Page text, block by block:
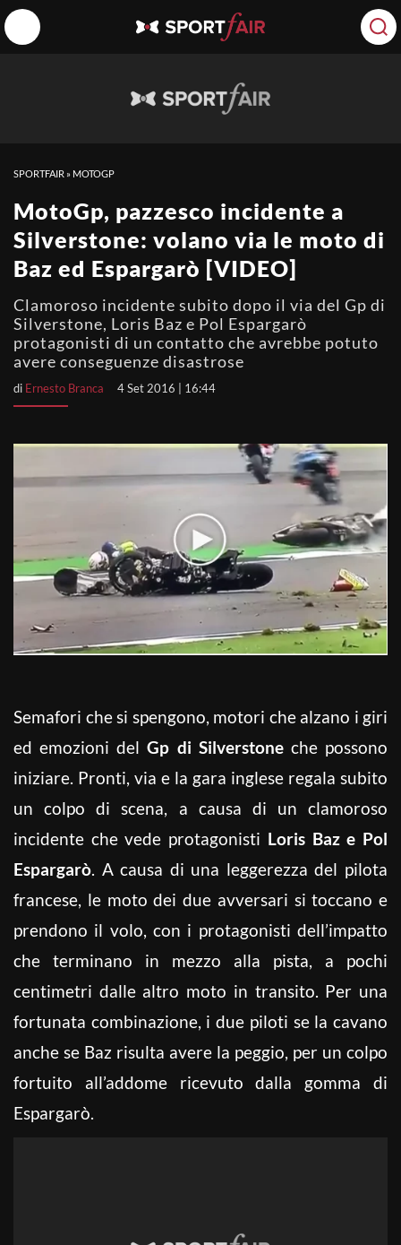
SPORTFAIR » MOTOGP
MotoGp, pazzesco incidente a
Silverstone: volano via le moto di
Baz ed Espargarò [VIDEO]
Clamoroso incidente subito dopo il via del Gp di
Silverstone, Loris Baz e Pol Espargarò
protagonisti di un contatto che avrebbe potuto
avere conseguenze disastrose
di Ernesto Branca 4 Set 2016 | 16:44
Semafori che si spengono, motori che alzano i giri
ed emozioni delGp di Silverstoneche possono
iniziare. Pronti, via e la gara inglese regala subito
un colpo di scena, a causa di un clamoroso
incidente che vede protagonisti Loris Baz e Pol
Espargarò. A causa di una leggerezza del pilota
francese, le moto dei due avversari si toccano e
prendono il volo, con i protagonisti dell’impatto
che terminano in mezzo alla pista, a pochi
centimetri dalle altro moto in transito. Per una
fortunata combinazione, i due piloti se la cavano
anche se Baz risulta avere la peggio, per un colpo
fortuito all’addome ricevuto dalla gomma di
Espargarò.